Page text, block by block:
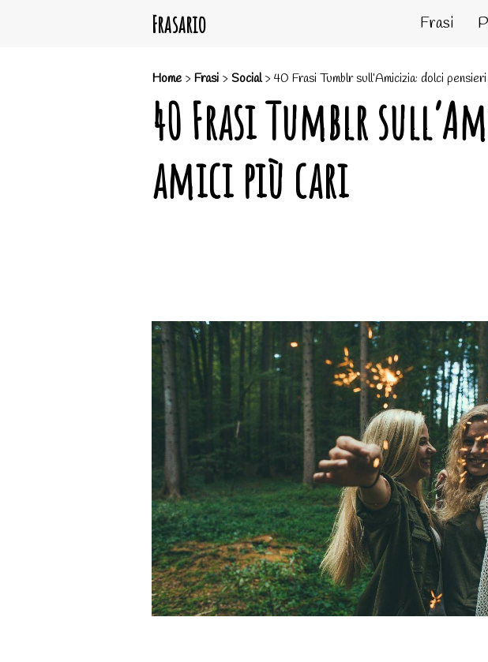
Frasario Frasi
Home>Frasi > Social>40 Frasi Tumblr sull’Amicizia: dolci
40 Frasi Tumblr
amici più cari